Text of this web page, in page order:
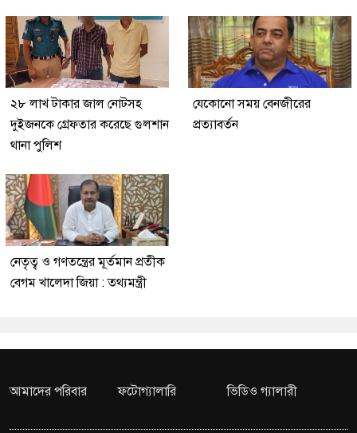
২৮ লাখ টাকার জাল নোটসহ
দুইজনকে গ্রেফতার করেছে গুলশান
থানা পুলিশ
যেকোনো সময় বেনজীরের
প্রত্যাবর্তন
নেতৃত্ব ও গণতন্ত্রের মূর্তমান প্রতীক
বেগম খালেদা জিয়া : তথ্যমন্ত্রী
আমাদের পরিবার ফটোগ্যালারি ভিডিও গ্যালারী